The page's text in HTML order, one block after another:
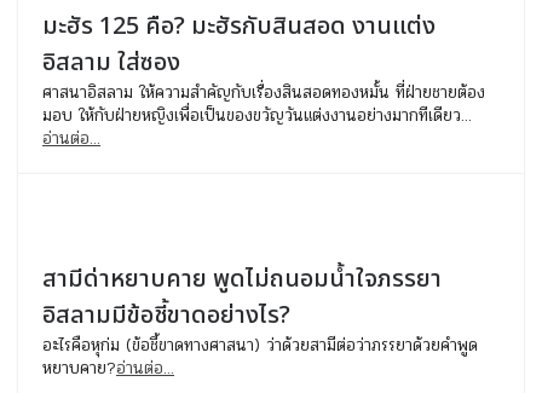
มะฮัร 125 คือ? มะฮัรกับสินสอด งานแต่ง
อิสลาม ใส่ซอง
ศาสนาอิสลาม ให้ความสำคัญกับเรื่องสินสอดทองหมั้น ที่ฝ่ายชายต้อง
มอบ ให้กับฝ่ายหญิงเพื่อเป็นของขวัญวันแต่งงานอย่างมากทีเดียว...
อ่านต่อ...
สามีด่าหยาบคาย พูดไม่ถนอมน้ำใจภรรยา
อิสลามมีข้อชี้ขาดอย่างไร?
อะไรคือหุก่ม (ข้อชี้ขาดทางศาสนา) ว่าด้วยสามีต่อว่าภรรยาด้วยคำพูด
หยาบคาย?อ่านต่อ...